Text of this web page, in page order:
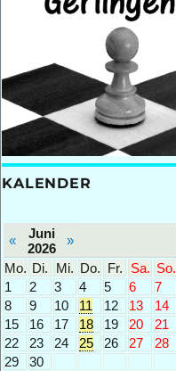
KALENDER
«
Juni
2026
»
Mo. Di. Mi. Do. Fr. Sa. So.
1
2 3 4 5 6
7
8
9 10 11 12 13
14
15
16 17 18 19 20
21
22
23 24 25 26 27
28
29
30